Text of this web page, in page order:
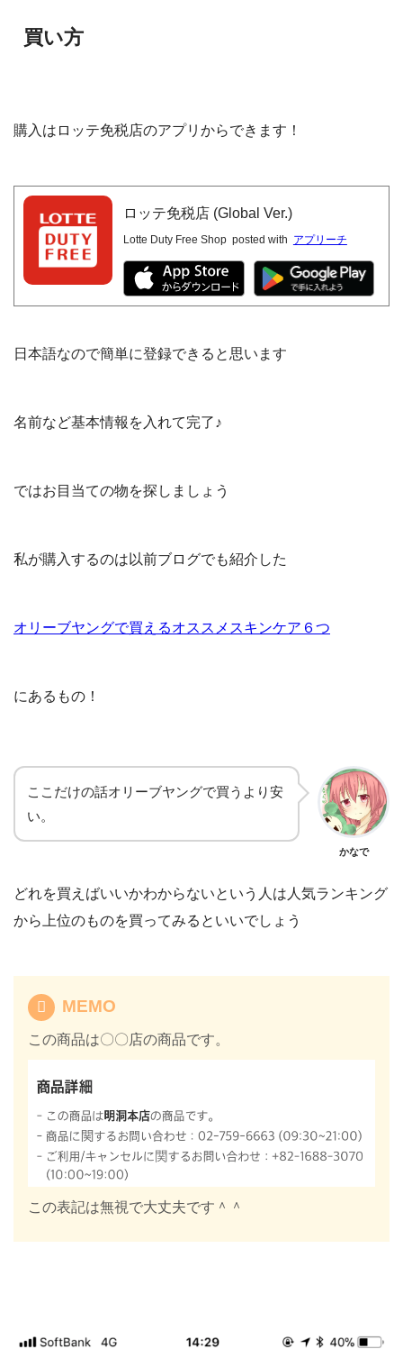
買い方
購入はロッテ免税店のアプリからできます！
ロッテ免税店 (Global Ver.)
Lotte Duty Free Shop posted with アプリーチ
日本語なので簡単に登録できると思います
名前など基本情報を入れて完了♪
ではお目当ての物を探しましょう
私が購入するのは以前ブログでも紹介した
オリーブヤングで買えるオススメスキンケア６つ
にあるもの！
ここだけの話オリーブヤングで買うより安
い。
かなで
どれを買えばいいかわからないという人は人気ランキング
から上位のものを買ってみるといいでしょう
MEMO
この商品は〇〇店の商品です。
この表記は無視で大丈夫です＾＾